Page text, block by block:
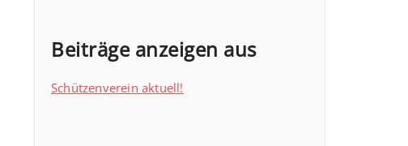
Beiträge anzeigen aus
Schützenverein aktuell!